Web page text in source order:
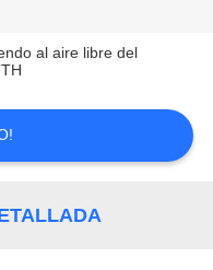
al aire libre del